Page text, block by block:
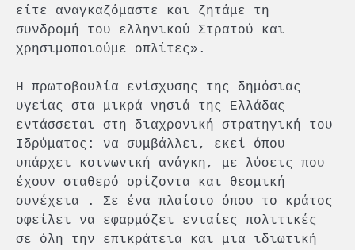
είτε αναγκαζόμαστε και ζητάμε τη
συνδρομή του ελληνικού Στρατού και
χρησιμοποιούμε οπλίτες».
Η πρωτοβουλία ενίσχυσης της δημόσιας
υγείας στα μικρά νησιά της Ελλάδας
εντάσσεται στη διαχρονική στρατηγική του
Ιδρύματος: να συμβάλλει, εκεί όπου
υπάρχει κοινωνική ανάγκη, με λύσεις που
έχουν σταθερό ορίζοντα και θεσμική
συνέχεια . Σε ένα πλαίσιο όπου το κράτος
οφείλει να εφαρμόζει ενιαίες πολιτικές
σε όλη την επικράτεια και μια ιδιωτική